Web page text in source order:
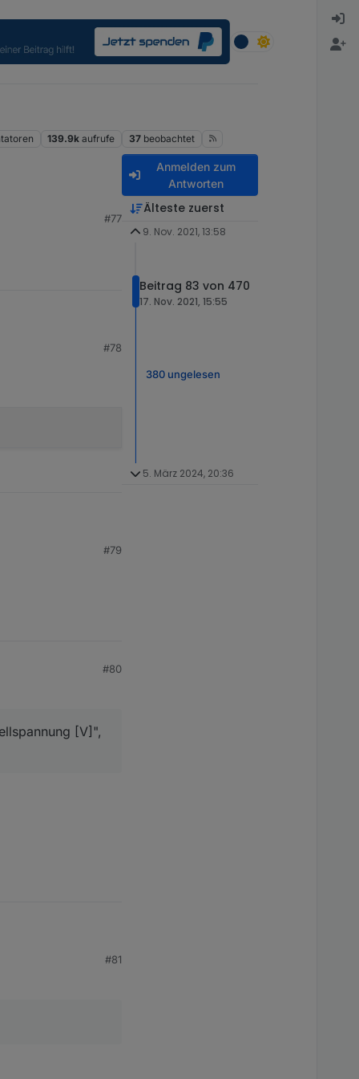
139.9k aufrufe 37 beobachtet
#77
#78
#79
#80
[V]",
#81
Anmelden zum
Antworten
Älteste zuerst
9. Nov. 2021, 13:58
Beitrag 83 von 470
17. Nov. 2021, 15:55
380 ungelesen
5. März 2024, 20:36